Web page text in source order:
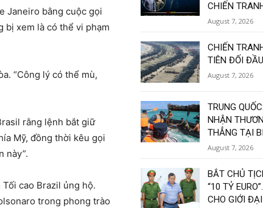
Janeiro bằng cuộc gọi
bị xem là có thể vi phạm
“Công lý có thể mù,
rằng lệnh bắt giữ
Mỹ, đồng thời kêu gọi
này”.
cao Brazil ủng hộ.
trong phong trào
CHIẾN
August 7, 2026
CHIẾN
TIÊN ĐỐI
August 7, 2026
TRUNG
NHẬN
THẲNG TẠI
August 7, 2026
BẮT CHỦ
“10 TỶ
CHO GIỚI